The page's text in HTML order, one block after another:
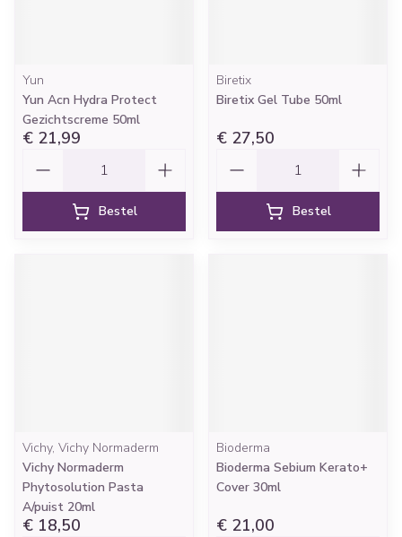
Yun
Yun Acn Hydra Protect
Gezichtscreme 50ml
€ 21,99
Bestel
Biretix
Biretix Gel Tube 50ml
€ 27,50
Bestel
Vichy, Vichy Normaderm
Vichy Normaderm
Phytosolution Pasta
A/puist 20ml
€ 18,50
Bioderma
Bioderma Sebium Kerato+
Cover 30ml
€ 21,00